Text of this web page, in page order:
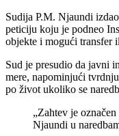
Sudija P.M. Njaundi
peticiju koju je podneo
objekte i mogući transfer
Sud je presudio da javni
mere, napominjući
po život ukoliko se
„Zahtev je
Njaundi u